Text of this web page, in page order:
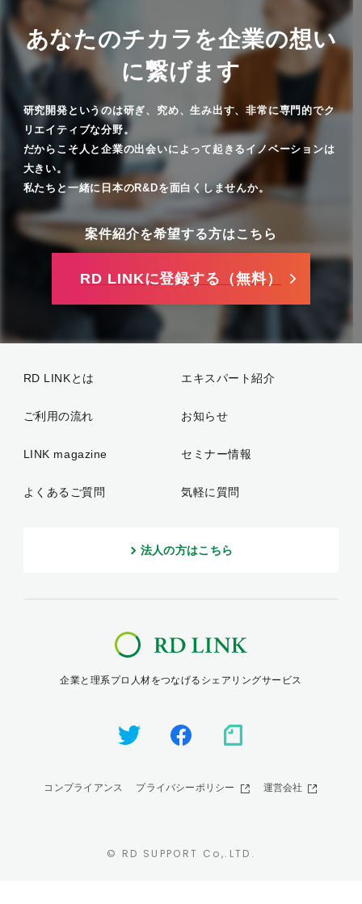
あなたのチカラを企業の想い
に繋げます
研究開発というのは研ぎ、究め、生み出す、非常に専門的でク
リエイティブな分野。
だからこそ人と企業の出会いによって起きるイノベーションは
大きい。
私たちと一緒に日本のR&Dを面白くしませんか。
案件紹介を希望する方はこちら
RD LINKに登録する（無料）
RD LINKとは エキスパート紹介
ご利用の流れ お知らせ
LINK magazine セミナー情報
よくあるご質問 気軽に質問
法人の方はこちら
企業と理系プロ人材をつなげるシェアリングサービス
コンプライアンス プライバシーポリシー 運営会社
© RD SUPPORT Co,.LTD.